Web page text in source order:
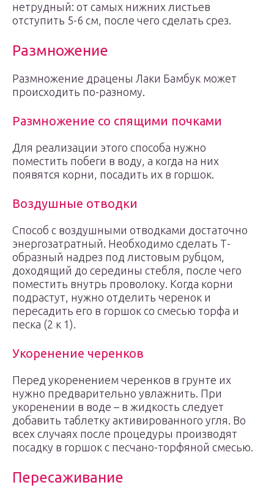
нетрудный: от самых нижних листьев
отступить 5-6 см, после чего сделать срез.
Размножение
Размножение драцены Лаки Бамбук может
происходить по-разному.
Размножение со спящими почками
Для реализации этого способа нужно
поместить побеги в воду, а когда на них
появятся корни, посадить их в горшок.
Воздушные отводки
Способ с воздушными отводками достаточно
энергозатратный. Необходимо сделать Т-
образный надрез под листовым рубцом,
доходящий до середины стебля, после чего
поместить внутрь проволоку. Когда корни
подрастут, нужно отделить черенок и
пересадить его в горшок со смесью торфа и
песка (2 к 1).
Укоренение черенков
Перед укоренением черенков в грунте их
нужно предварительно увлажнить. При
укоренении в воде – в жидкость следует
добавить таблетку активированного угля. Во
всех случаях после процедуры производят
посадку в горшок с песчано-торфяной смесью.
Пересаживание